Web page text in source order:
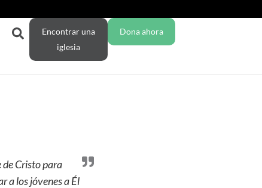
Encontrar una
iglesia
Dona ahora
Cristo para
a los jóvenes a Él